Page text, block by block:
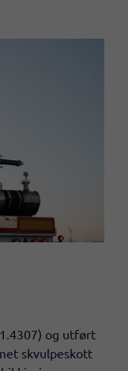
og utført
skvulpeskott